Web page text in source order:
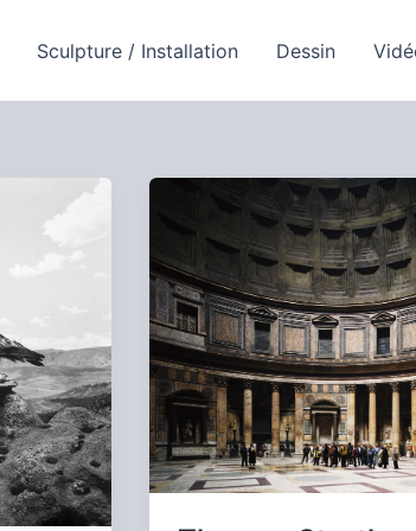
Sculpture / Installation Dessin